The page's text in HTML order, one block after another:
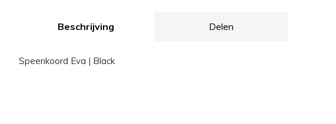
Beschrijving Delen
Speenkoord Eva | Black